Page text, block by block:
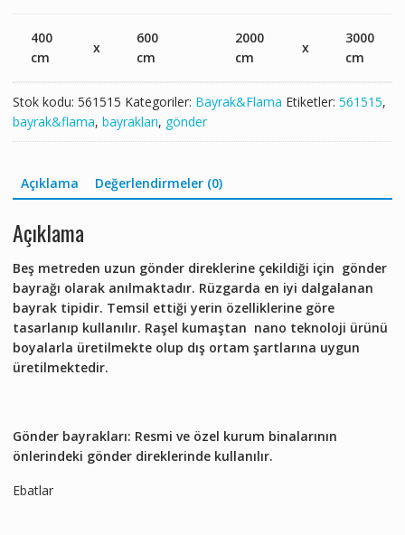
400
cm
x
600
cm
2000
cm
x
3000
cm
Stok kodu: 561515 Kategoriler: Bayrak&Flama Etiketler: 561515,
bayrak&flama, bayrakları, gönder
Açıklama Değerlendirmeler (0)
Açıklama
Beş metreden uzun gönder direklerine çekildiği için gönder
bayrağı olarak anılmaktadır. Rüzgarda en iyi dalgalanan
bayrak tipidir. Temsil ettiği yerin özelliklerine göre
tasarlanıp kullanılır. Raşel kumaştan nano teknoloji ürünü
boyalarla üretilmekte olup dış ortam şartlarına uygun
üretilmektedir.
Gönder bayrakları: Resmi ve özel kurum binalarının
önlerindeki gönder direklerinde kullanılır.
Ebatlar